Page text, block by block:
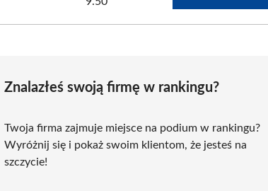
Znalazłeś swoją firmę w rankingu?
Twoja firma zajmuje miejsce na podium w rankingu?
Wyróżnij się i pokaż swoim klientom, że jesteś na
szczycie!